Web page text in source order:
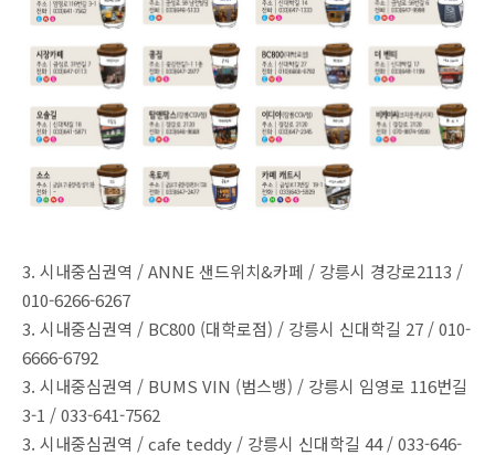
3. 시내중심권역 / ANNE 샌드위치&카페 / 강릉시 경강로2113 /
010-6266-6267
3. 시내중심권역 / BC800 (대학로점) / 강릉시 신대학길 27 / 010-
6666-6792
3. 시내중심권역 / BUMS VIN (범스뱅) / 강릉시 임영로 116번길
3-1 / 033-641-7562
3. 시내중심권역 / cafe teddy / 강릉시 신대학길 44 / 033-646-